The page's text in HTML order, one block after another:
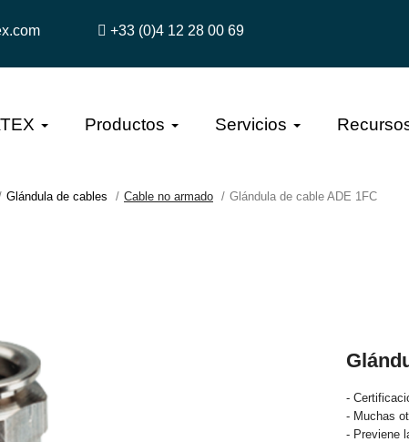
+33 (0)4 12 28 00 69
Productos Servicios
Glándula de cables Cable no armado Glándula de cable ADE 1FC
-
- Muchas
- Previene